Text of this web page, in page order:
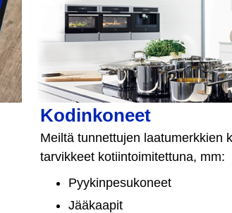
Kodinkoneet
Meiltä tunnettujen laatumerkkien
tarvikkeet kotiintoimitettuna, mm:
Pyykinpesukoneet
Jääkaapit